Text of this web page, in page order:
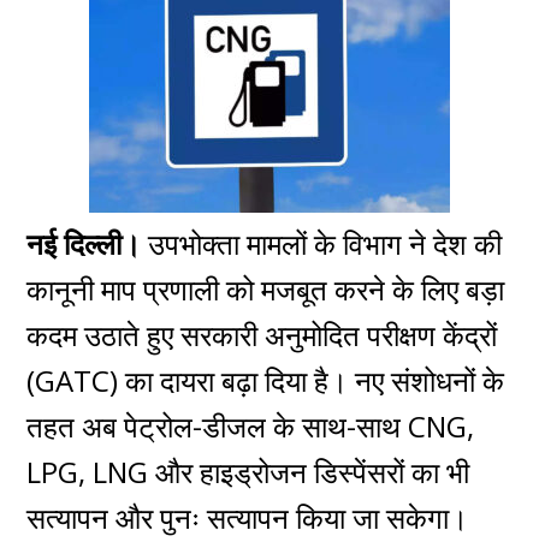
नई दिल्ली। उपभोक्ता मामलों के विभाग ने देश की
कानूनी माप प्रणाली को मजबूत करने के लिए बड़ा
कदम उठाते हुए सरकारी अनुमोदित परीक्षण केंद्रों
(GATC) का दायरा बढ़ा दिया है। नए संशोधनों के
तहत अब पेट्रोल-डीजल के साथ-साथ CNG,
LPG, LNG और हाइड्रोजन डिस्पेंसरों का भी
सत्यापन और पुनः सत्यापन किया जा सकेगा।